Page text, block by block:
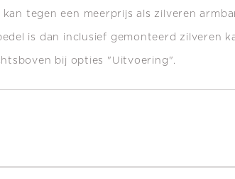
kan tegen een meerprijs als zilveren
is dan inclusief gemonteerd zilveren
bij opties "Uitvoering".